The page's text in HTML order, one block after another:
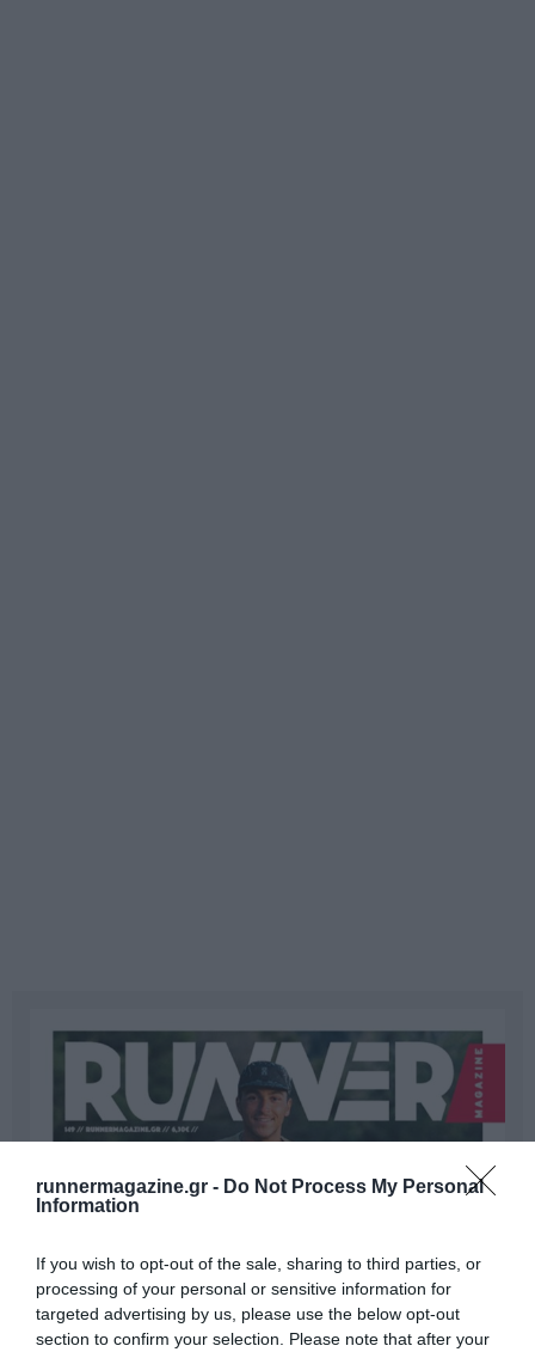
runnermagazine.gr - Do Not Process My Personal
Information
If you wish to opt-out of the sale, sharing to third parties, or
processing of your personal or sensitive information for
targeted advertising by us, please use the below opt-out
section to confirm your selection. Please note that after your